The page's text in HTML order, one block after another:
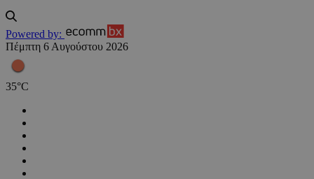
Powered by:
Πέμπτη 6 Αυγούστου 2026
35°C